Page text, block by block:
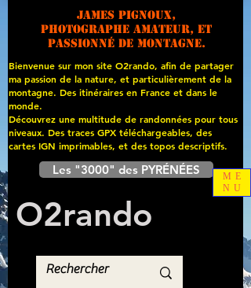
James PIGNOUX,
photographe amateur, et
passionné de montagne.
Bienvenue sur mon site O2rando, afin de partager
ma passion de la nature, et particulièrement de la
montagne. Des itinéraires en France et dans le
monde.
Découvrez une multitude de randonnées pour tous
niveaux. Des traces GPX téléchargeables, des
cartes IGN imprimables, et des topos descriptifs.
Les "3000" des PYRÉNÉES
O2rando
ME
NU